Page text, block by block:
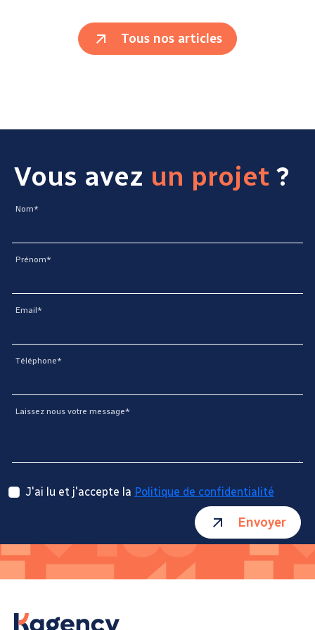
Tous nos articles
Vous avez un projet ?
Nom*
Prénom*
Email*
Téléphone*
Laissez nous votre message*
J'ai lu et j'accepte la Politique de confidentialité
Envoyer